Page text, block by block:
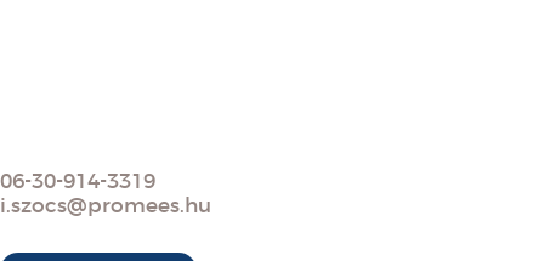
06-30-914-3319
i.szocs@promees.hu